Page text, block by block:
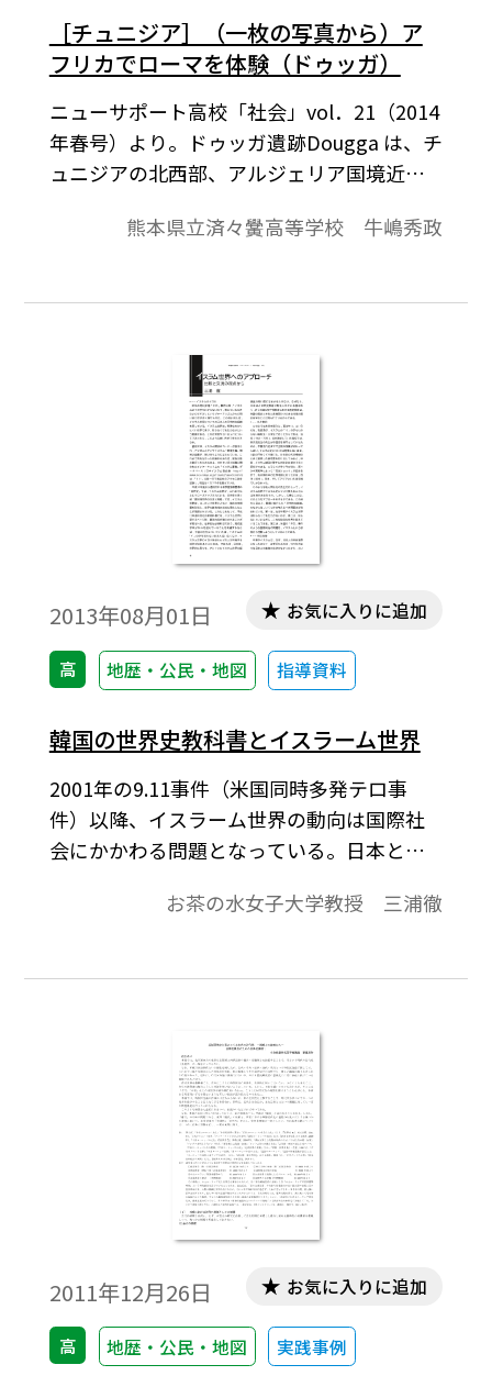
［チュニジア］（一枚の写真から）ア
フリカでローマを体験（ドゥッガ）
ニューサポート高校「社会」vol．21（2014
年春号）より。ドゥッガ遺跡Dougga は、チ
ュニジアの北西部、アルジェリア国境近く
（東京ドーム14 個分）という広大な敷地の
リカでもっとも保存状態の良いローマ時代
熊本県立済々黌高等学校 牛嶋秀政
2013年08月01日
高 地歴・公民・地図 指導資料
お気に入りに追加
韓国の世界史教科書とイスラーム世界
2001年の9.11事件（米国同時多発テロ事
件）以降、イスラーム世界の動向は国際社
会にかかわる問題となっている。日本と韓
いるが、エネルギー資源の点でも、家電製
にあり、政治面ではともにイラク戦争や戦
お茶の水女子大学教授 三浦徹
2011年12月26日
高 地歴・公民・地図 実践事例
お気に入りに追加